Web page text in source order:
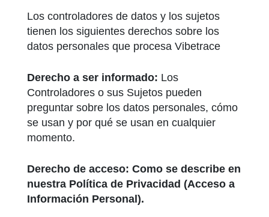
Los controladores de datos y los sujetos
tienen los siguientes derechos sobre los
datos personales que procesa Vibetrace
Derecho a ser informado: Los
Controladores o sus Sujetos pueden
preguntar sobre los datos personales, cómo
se usan y por qué se usan en cualquier
momento.
Derecho de acceso: Como se describe en
nuestra Política de Privacidad (Acceso a
Información Personal).